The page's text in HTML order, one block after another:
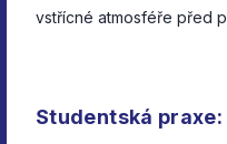
vstřícné atmosféře před
Studentská praxe: